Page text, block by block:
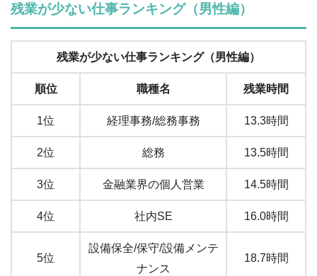
残業が少ない仕事ランキング（男性編）
残業が少ない仕事ランキング（男性編）
順位 職種名 残業時間
1位 経理事務/総務事務 13.3時間
2位 総務 13.5時間
3位 金融業界の個人営業 14.5時間
4位 社内SE 16.0時間
5位
設備保全/保守/設備メンテ
ナンス
18.7時間